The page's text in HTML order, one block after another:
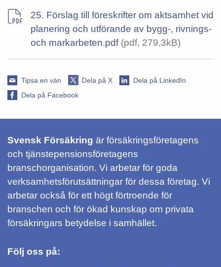
25. Förslag till föreskrifter om aktsamhet vid
planering och utförande av bygg-, rivnings-
och markarbeten.pdf(pdf, 279,3kB)
Tipsa en vän Dela på X
Dela på LinkedIn
Dela på Facebook
Svensk Försäkring är försäkringsföretagens
och tjänstepensionsföretagens
branschorganisation. Vi arbetar för goda
verksamhetsförutsättningar för dessa företag. Vi
arbetar också för ett högt förtroende för
branschen och för ökad kunskap om privata
försäkringars betydelse i samhället.
Följ oss på: